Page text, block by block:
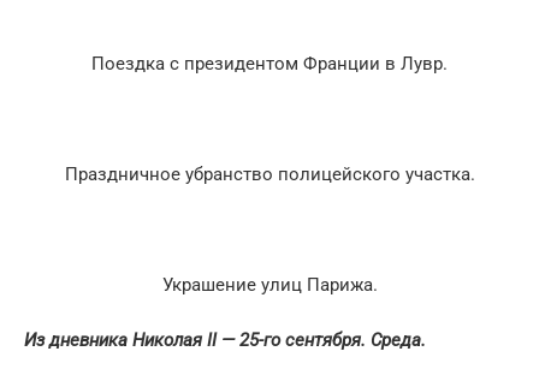
Поездка с президентом Франции в Лувр.
Праздничное убранство полицейского участка.
Украшение улиц Парижа.
Из дневника Николая II — 25-го сентября. Среда.